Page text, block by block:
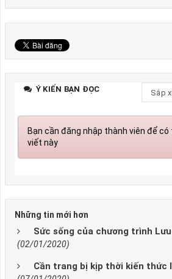
Ý KIẾN BẠN ĐỌC
Bạn cần đăng nhập thành viên để có
viết này
Những tin mới hơn
Sức sống của chương trình
(02/01/2020)
Cần trang bị kịp thời kiến thức